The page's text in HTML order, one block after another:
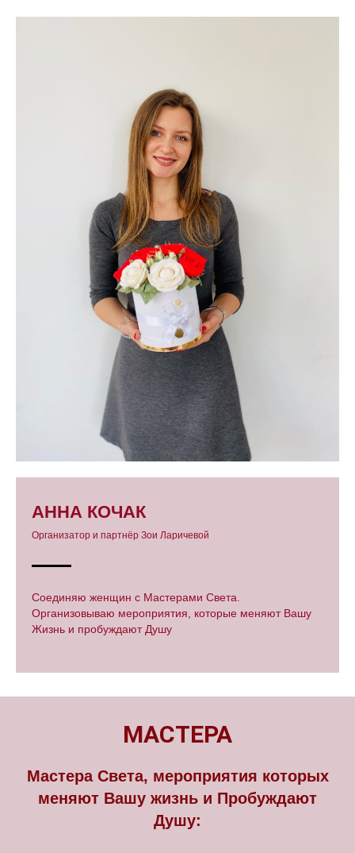
АННА КОЧАК
Организатор и партнёр Зои Ларичевой
Соединяю женщин с Мастерами Света.
Организовываю мероприятия, которые меняют Вашу
Жизнь и пробуждают Душу
МАСТЕРА
Мастера Света, мероприятия которых
меняют Вашу жизнь и Пробуждают
Душу: